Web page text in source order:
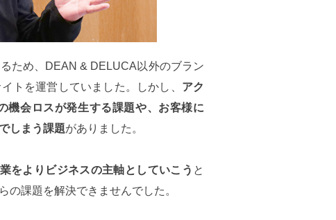
ため、DEAN & DELUCA以外のブラン
トを運営していました。しかし、 アク
機会ロスが発生する課題や、お客様に
しまう課題がありました。
をよりビジネスの主軸としていこう と
の課題を解決できませんでした。